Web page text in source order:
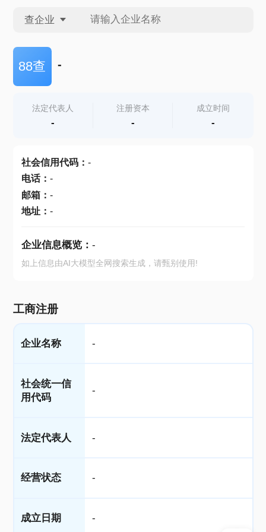
查企业
查企业
查产地
88查 -
法定代表人
-
注册资本
-
成立时间
-
社会信用代码： -
电话： -
邮箱： -
地址： -
企业信息概览： -
如上信息由AI大模型全网搜索生成，请甄别使用!
工商注册
企业名称 -
社会统一信
用代码
-
法定代表人 -
经营状态 -
成立日期 -